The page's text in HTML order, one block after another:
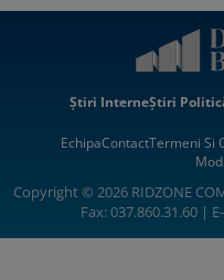
Știri InterneȘtiri
EchipaContactTermeni Si
Copyright © 2026 RIDZONE
Fax: 037.860.31.60 |